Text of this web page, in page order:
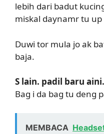
lebih dari badut
miskal daynamr tu
Duwi tor mula jo ak
baja.
S lain. padil baru
Bag i da bag tu deng
MEMBACA